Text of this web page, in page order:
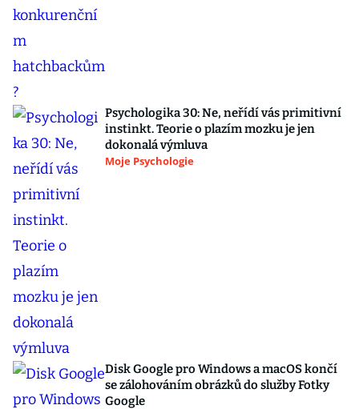
Psychologika 30: Ne, neřídí vás primitivní
instinkt. Teorie o plazím mozku je jen
dokonalá výmluva
Moje Psychologie
Disk Google pro Windows a macOS končí
se zálohováním obrázků do služby Fotky
Google